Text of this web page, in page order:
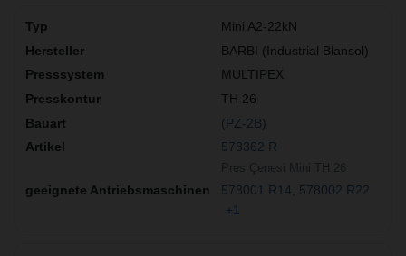
Mini A2-22kN
BARBI (Industrial Blansol)
MULTIPEX
TH 26
(PZ-2B)
578362 R
578001 R14
578002 R22
+1